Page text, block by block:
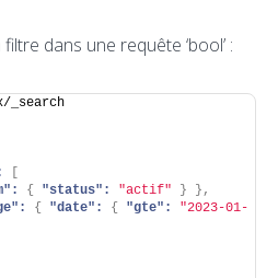
filtre dans une requête ‘bool’ :
_search
[
{ "status": "actif" } } ,
{ "date": { "gte":
"2023-01-